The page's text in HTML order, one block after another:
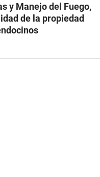
y Manejo del Fuego,
de la propiedad